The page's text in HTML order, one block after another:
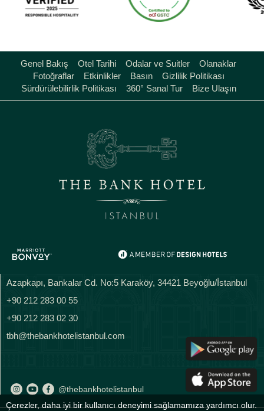
Çerezler, daha iyi bir kullanıcı deneyimi sağlamamıza yardımcı olur.
Genel Bakış Otel Tarihi Odalar ve Suitler
Olanaklar
Fotoğraflar
Etkinlikler Basın
Gizlilik Politikası
Sürdürülebilirlik Politikası
360° Sanal Tur Bize Ulaşın
Azapkapı, Bankalar Cd. No:5 Karaköy, 34421 Beyoğlu/İstanbul
+90 212 283 00 55
+90 212 283 02 30
tbh@thebankhotelistanbul.com
@thebankhotelistanbul